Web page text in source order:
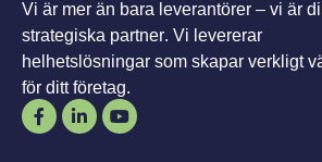
Vi är mer än bara leverantörer – vi är
strategiska partner. Vi levererar
helhetslösningar som skapar verkligt
för ditt företag.